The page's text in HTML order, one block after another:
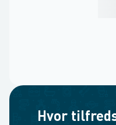
Hvor